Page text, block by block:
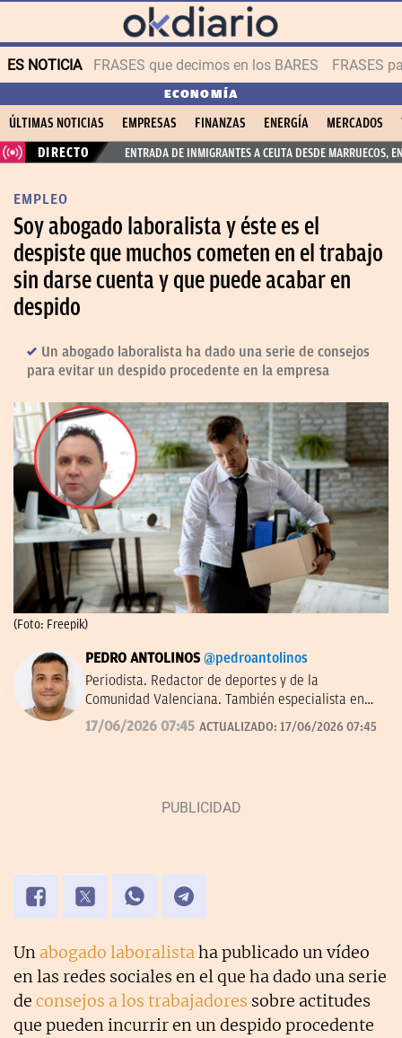
ES NOTICIA FRASES que decimos en los BARES FRASES
ECONOMÍA
ÚLTIMAS NOTICIAS EMPRESAS FINANZAS ENERGÍA MERCADOS
DIRECTO
ENTRADA DE INMIGRANTES A CEUTA DESDE MARRUECOS,
EMPLEO
Soy abogado laboralista y éste es el
despiste que muchos cometen en el trabajo
sin darse cuenta y que puede acabar en
despido
Un abogado laboralista ha dado una serie de consejos
para evitar un despido procedente en la empresa
(Foto: Freepik)
PEDRO ANTOLINOS @pedroantolinos
Periodista. Redactor de deportes y de la
Comunidad Valenciana. También especialista en
SEO. En OKDIARIO desde 2017.
17/06/2026 07:45 ACTUALIZADO: 17/06/2026 07:45
Un abogado laboralistaha publicado un vídeo
en las redes sociales en el que ha dado una serie
de consejos a los trabajadores sobre actitudes
que pueden incurrir en un despido procedente